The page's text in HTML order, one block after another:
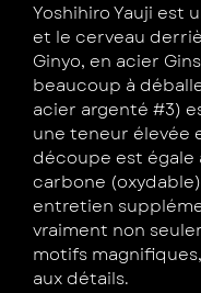
Yoshihiro Yauji est
et le cerveau
Ginyo, en acier
beaucoup à
acier argenté #3)
une teneur élevée
découpe est égale
carbone
entretien
vraiment non
motifs
aux détails.